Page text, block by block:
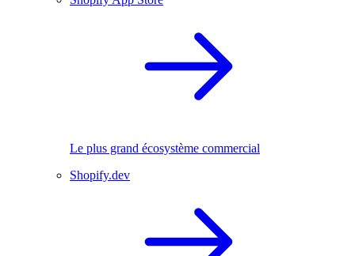
Le plus grand écosystème commercial
Shopify.dev